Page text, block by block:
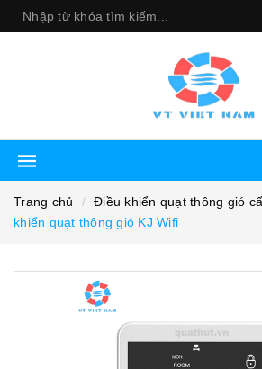
Trang chủ Điều khiển quạt thông gió
khiển quạt thông gió KJ Wifi